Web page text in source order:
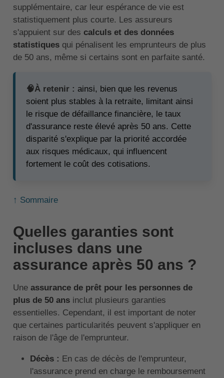
supplémentaire, car leur espérance de vie est
statistiquement plus courte. Les assureurs
s'appuient sur des calculs et des données
statistiquesqui pénalisent les emprunteurs de plus
de 50 ans, même si certains sont en parfaite santé.
🧠À retenir : ainsi, bien que les revenus
soient plus stables à la retraite, limitant ainsi
le risque de défaillance financière, le taux
d'assurance reste élevé après 50 ans. Cette
disparité s'explique par la priorité accordée
aux risques médicaux, qui influencent
fortement le coût des cotisations.
↑ Sommaire
Quelles garanties sont
incluses dans une
assurance après 50 ans ?
Une assurance de prêt pour les personnes de
plus de 50 ansinclut plusieurs garanties
essentielles. Cependant, il est important de noter
que certaines particularités peuvent s'appliquer en
raison de l'âge de l'emprunteur.
Décès : En cas de décès de l'emprunteur,
l'assurance prend en charge le remboursement